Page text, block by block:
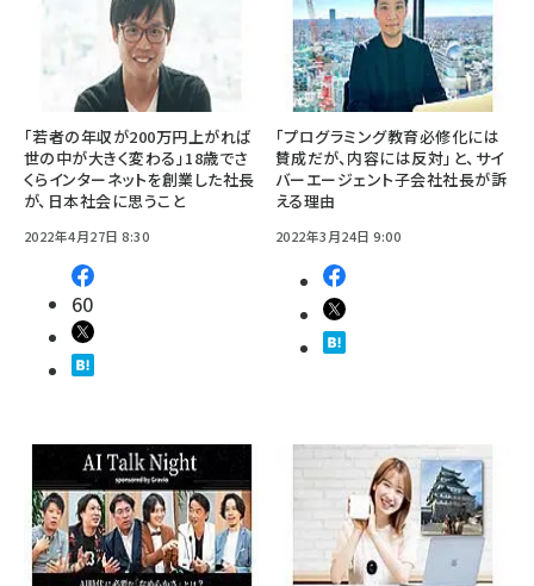
「若者の年収が200万円上がれば
世の中が大きく変わる」18歳でさ
くらインターネットを創業した社長
が、日本社会に思うこと
2022年4月27日 8:30
60
「プログラミング教育必修化には
賛成だが、内容には反対」と、サイ
バーエージェント子会社社長が訴
える理由
2022年3月24日 9:00